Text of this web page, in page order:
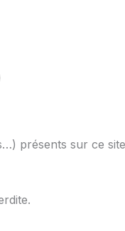
présents sur ce